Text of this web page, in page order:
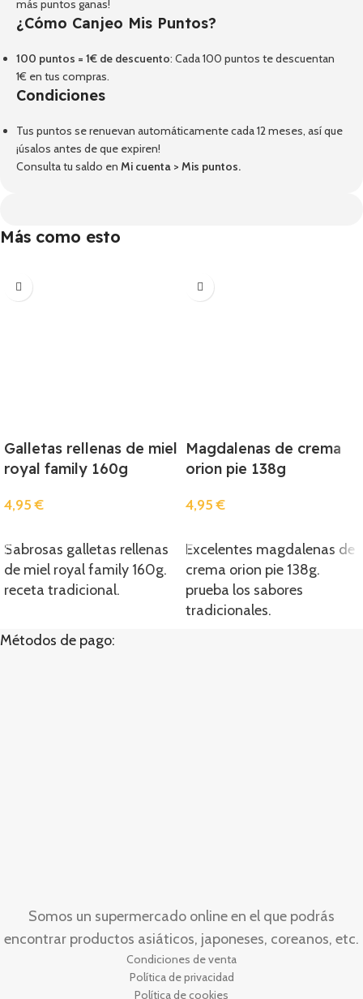
más puntos ganas!
¿Cómo Canjeo Mis Puntos?
100 puntos = 1€ de descuento: Cada 100 puntos te descuentan
1€ en tus compras.
Condiciones
Tus puntos se renuevan automáticamente cada 12 meses, así que
¡úsalos antes de que expiren!
Consulta tu saldo en Mi cuenta > Mis puntos.
Más como esto
Galletas rellenas de miel
royal family 160g
4,95€
Sabrosas galletas rellenas
de miel royal family 160g.
receta tradicional.
Magdalenas de crema
orion pie 138g
4,95€
Excelentes magdalenas de
crema orion pie 138g.
prueba los sabores
tradicionales.
Métodos de pago:
Somos un supermercado online en el que podrás
encontrar productos asiáticos, japoneses, coreanos, etc.
Condiciones de venta
Política de privacidad
Política de cookies